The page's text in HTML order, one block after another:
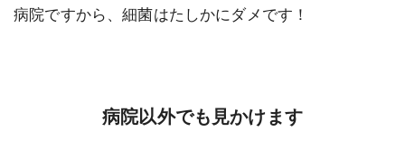
病院ですから、細菌はたしかにダメです！
病院以外でも見かけます